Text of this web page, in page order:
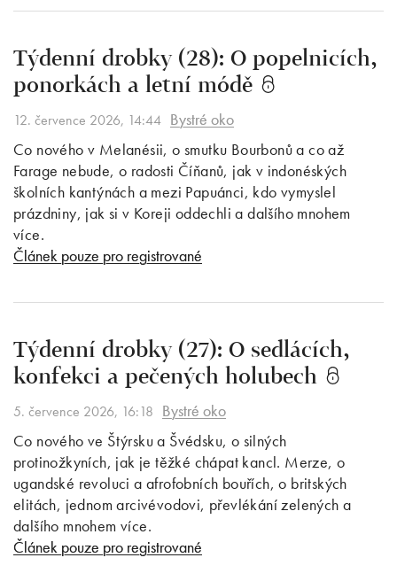
Týdenní drobky (28): O popelnicích,
ponorkách a letní módě
12. července 2026, 14:44 Bystré oko
Co nového v Melanésii, o smutku Bourbonů a co až
Farage nebude, o radosti Číňanů, jak v indonéských
školních kantýnách a mezi Papuánci, kdo vymyslel
prázdniny, jak si v Koreji oddechli a dalšího mnohem
více.
Článek pouze pro registrované
Týdenní drobky (27): O sedlácích,
konfekci a pečených holubech
5. července 2026, 16:18 Bystré oko
Co nového ve Štýrsku a Švédsku, o silných
protinožkyních, jak je těžké chápat kancl. Merze, o
ugandské revoluci a afrofobních bouřích, o britských
elitách, jednom arcivévodovi, převlékání zelených a
dalšího mnohem více.
Článek pouze pro registrované